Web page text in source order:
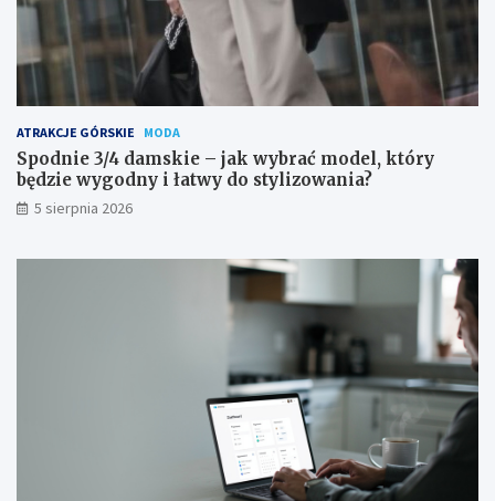
ATRAKCJE GÓRSKIE MODA
Spodnie 3/4 damskie – jak wybrać model, który
będzie wygodny i łatwy do stylizowania?
5 sierpnia 2026